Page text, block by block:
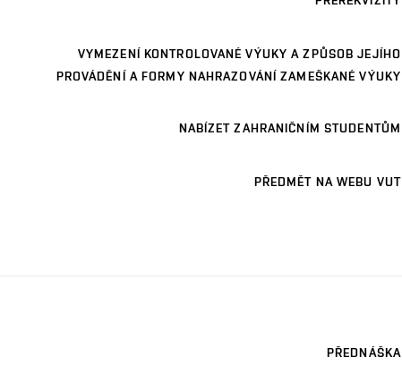
VYMEZENÍ KONTROLOVANÉ VÝUKY A ZPŮSOB JEJÍHO
PROVÁDĚNÍ A FORMY NAHRAZOVÁNÍ ZAMEŠKANÉ VÝUKY
NABÍZET ZAHRANIČNÍM STUDENTŮM
PŘEDMĚT NA WEBU VUT
PŘEDNÁŠKA